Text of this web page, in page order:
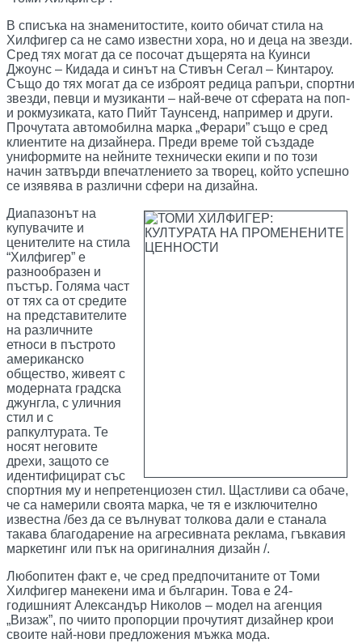
В списъка на знаменитостите, които обичат стила на
Хилфигер са не само известни хора, но и деца на звезди.
Сред тях могат да се посочат дъщерята на Куинси
Джоунс – Кидада и синът на Стивън Сегал – Кинтароу.
Също до тях могат да се изброят редица рапъри, спортни
звезди, певци и музиканти – най-вече от сферата на поп-
и рокмузиката, като Пийт Таунсенд, например и други.
Прочутата автомобилна марка „Ферари” също е сред
клиентите на дизайнера. Преди време той създаде
униформите на нейните технически екипи и по този
начин затвърди впечатлението за творец, който успешно
се изявява в различни сфери на дизайна.
Диапазонът на
купувачите и
ценителите на стила
“Хилфигер” е
разнообразен и
пъстър. Голяма част
от тях са от средите
на представителите
на различните
етноси в пъстрото
американско
общество, живеят с
модерната градска
джунгла, с уличния
стил и с
рапкултурата. Те
носят неговите
дрехи, защото се
идентифицират със
спортния му и непретенциозен стил. Щастливи са обаче,
че са намерили своята марка, че тя е изключително
известна /без да се вълнуват толкова дали е станала
такава благодарение на агресивната реклама, гъвкавия
маркетинг или пък на оригиналния дизайн /.
Любопитен факт е, че сред предпочитаните от Томи
Хилфигер манекени има и българин. Това е 24-
годишният Александър Николов – модел на агенция
„Визаж”, по чиито пропорции прочутият дизайнер крои
своите най-нови предложения мъжка мода.